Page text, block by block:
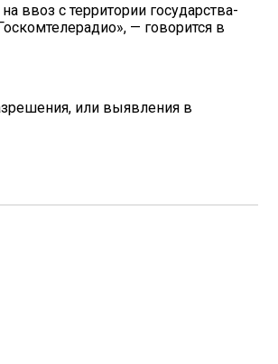
ввоз с территории государства-
— говорится в
или выявления в